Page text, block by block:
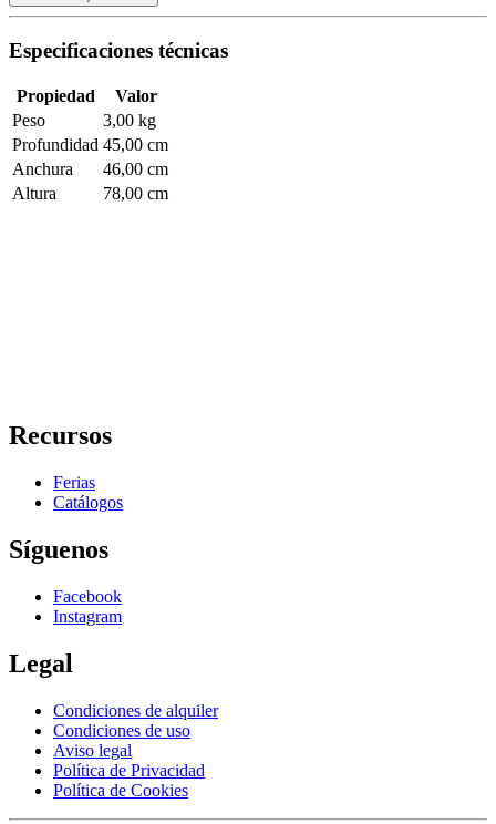
Especificaciones técnicas
Propiedad
Valor
Peso
3,00 kg
Profundidad 45,00 cm
Anchura
46,00 cm
Altura
78,00 cm
Recursos
Ferias
Catálogos
Síguenos
Facebook
Instagram
Legal
Condiciones de alquiler
Condiciones de uso
Aviso legal
Política de Privacidad
Política de Cookies